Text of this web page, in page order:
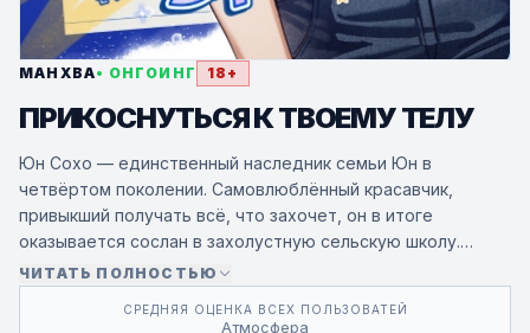
МАНХВА• ОНГОИНГ 18+
ПРИКОСНУТЬСЯ К ТВОЕМУ ТЕЛУ
Юн Сохо — единственный наследник семьи Юн в
четвёртом поколении. Самовлюблённый красавчик,
привыкший получать всё, что захочет, он в итоге
оказывается сослан в захолустную сельскую школу.
Там его начинает преследовать Ли Бодым —
странноватая девушка с безобидной внешностью,
ЧИТАТЬ ПОЛНОСТЬЮ
СРЕДНЯЯ ОЦЕНКА ВСЕХ ПОЛЬЗОВАТЕЙ
Атмосфера